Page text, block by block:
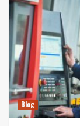
Blog